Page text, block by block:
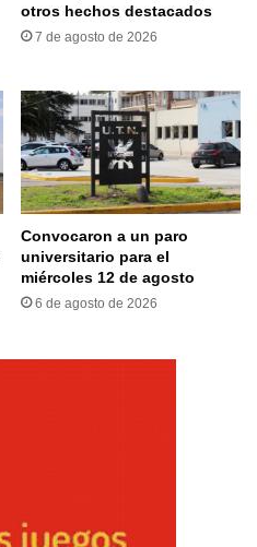
otros hechos destacados
7 de agosto de 2026
Convocaron a un paro
universitario para el
miércoles 12 de agosto
6 de agosto de 2026